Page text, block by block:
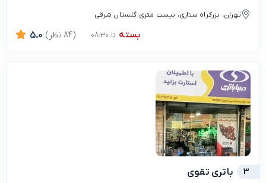
تهران، بزرگراه ستاری، بیست متری گلستان شرقی
بسته تا 08:30 5.0 (84 نظر)
3 باتری تقوی